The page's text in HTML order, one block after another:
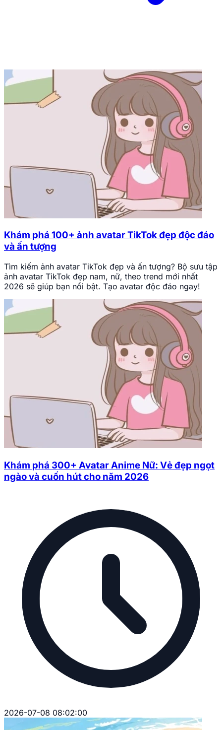
Khám phá 100+ ảnh avatar TikTok đẹp độc đáo
và ấn tượng
Tìm kiếm ảnh avatar TikTok đẹp và ấn tượng? Bộ sưu tập
ảnh avatar TikTok đẹp nam, nữ, theo trend mới nhất
2026 sẽ giúp bạn nổi bật. Tạo avatar độc đáo ngay!
Khám phá 300+ Avatar Anime Nữ: Vẻ đẹp ngọt
ngào và cuốn hút cho năm 2026
2026-07-08 08:02:00